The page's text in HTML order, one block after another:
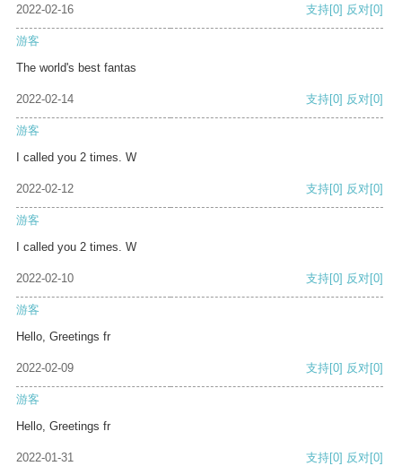
2022-02-16 支持[0] 反对[0]
游客
The world's best fantas
2022-02-14 支持[0] 反对[0]
游客
I called you 2 times. W
2022-02-12 支持[0] 反对[0]
游客
I called you 2 times. W
2022-02-10 支持[0] 反对[0]
游客
Hello, Greetings fr
2022-02-09 支持[0] 反对[0]
游客
Hello, Greetings fr
2022-01-31 支持[0] 反对[0]